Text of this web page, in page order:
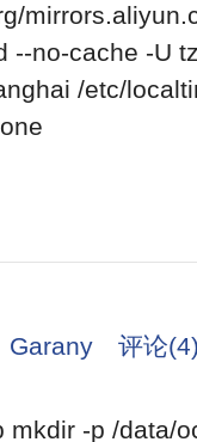
--no-cache -U
/etc/
Garany
评论
mkdir -p /data/